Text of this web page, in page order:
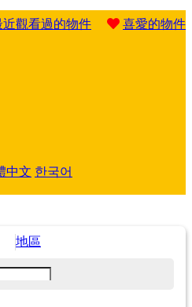
近觀看過的物件 喜愛的物件
中文 한국어
地區